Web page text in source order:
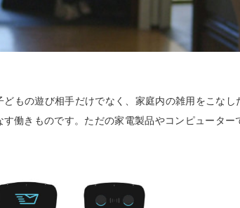
もの遊び相手だけでなく、家庭内の雑用をこなし
働きものです。ただの家電製品やコンピューター